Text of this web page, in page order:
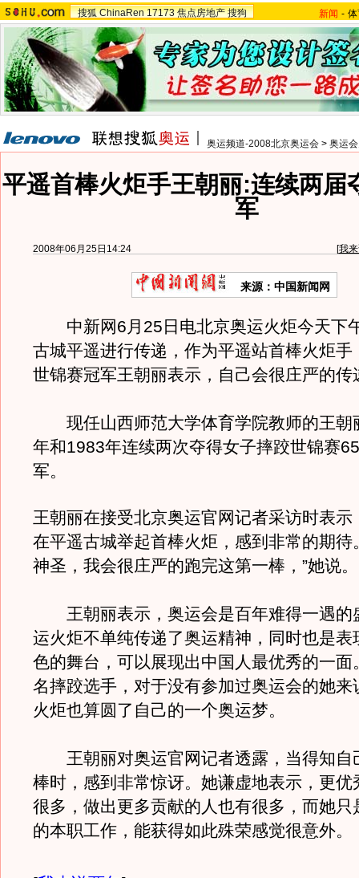
搜狐 ChinaRen 17173 焦点房地产 搜狗 新闻 -
奥运频道-2008北京奥运会 > 奥运
平遥首棒火炬手王朝丽:连续两届
军
2008年06月25日14:24 [我
来源：中国新闻网
中新网6月25日电北京奥运火炬今天下
古城平遥进行传递，作为平遥站首棒火炬手
世锦赛冠军王朝丽表示，自己会很庄严的传
现任山西师范大学体育学院教师的王朝
年和1983年连续两次夺得女子摔跤世锦赛
军。
王朝丽在接受北京奥运官网记者采访时表示
在平遥古城举起首棒火炬，感到非常的期待
神圣，我会很庄严的跑完这第一棒，”她说。
王朝丽表示，奥运会是百年难得一遇的
运火炬不单纯传递了奥运精神，同时也是表
色的舞台，可以展现出中国人最优秀的一面
名摔跤选手，对于没有参加过奥运会的她来
火炬也算圆了自己的一个奥运梦。
王朝丽对奥运官网记者透露，当得知自
棒时，感到非常惊讶。她谦虚地表示，更优
很多，做出更多贡献的人也有很多，而她只
的本职工作，能获得如此殊荣感觉很意外。